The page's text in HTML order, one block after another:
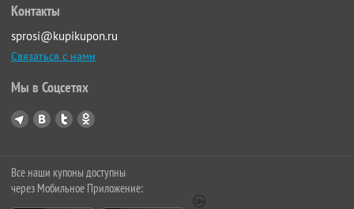
Контакты
sprosi@kupikupon.ru
Связаться с нами
Мы в Соцсетях
Все наши купоны доступны
через Мобильное Приложение: